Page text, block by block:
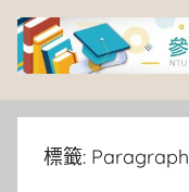
Skip
content
臺
灣
標籤: Paragraph